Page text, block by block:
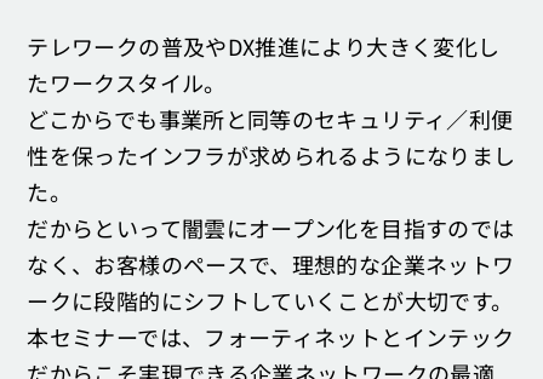
テレワークの普及やDX推進により大きく変化し
たワークスタイル。
どこからでも事業所と同等のセキュリティ／利便
性を保ったインフラが求められるようになりまし
た。
だからといって闇雲にオープン化を目指すのでは
なく、お客様のペースで、理想的な企業ネットワ
ークに段階的にシフトしていくことが大切です。
本セミナーでは、フォーティネットとインテック